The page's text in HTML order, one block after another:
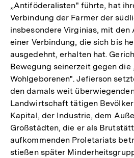
„Antiföderalisten" führte, hat
Verbindung der Farmer der
insbesondere Virginias, mit den
einer Verbindung, die sich bis
ausgedehnt, erhalten hat.
Bewegung seinerzeit gegen die
Wohlgeborenen". Jefierson
den damals weit
Landwirtschaft tätigen
Kapital, der Industrie, dem
Großstädten, die er als
aufkommenden Proletariats
stießen später